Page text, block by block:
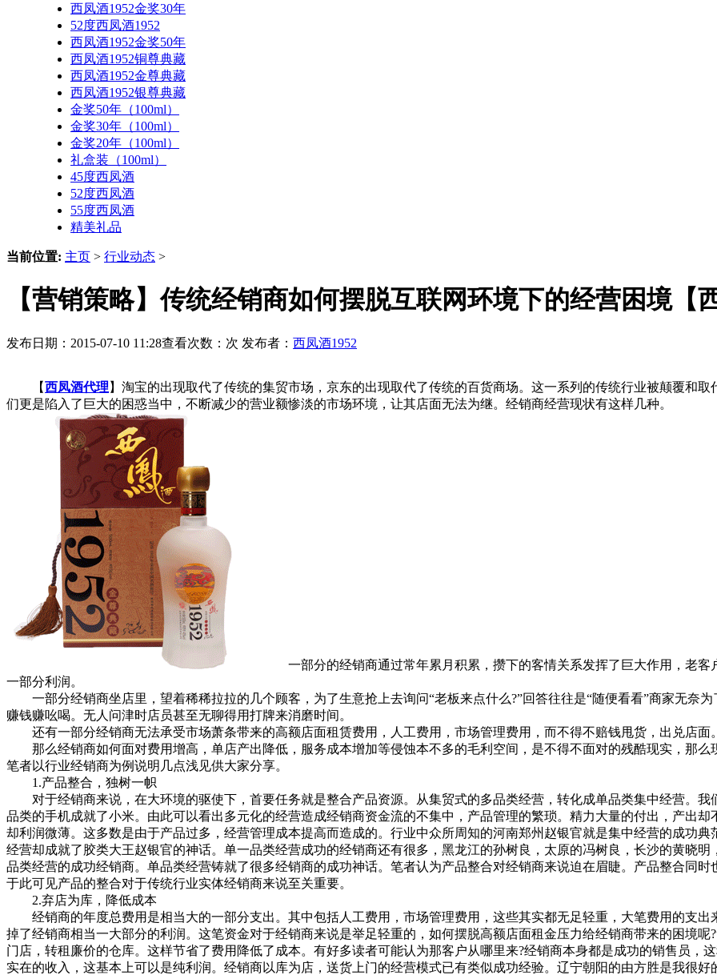
西凤酒1952金奖30年
52度西凤酒1952
西凤酒1952金奖50年
西凤酒1952铜尊典藏
西凤酒1952金尊典藏
西凤酒1952银尊典藏
金奖50年（100ml）
金奖30年（100ml）
金奖20年（100ml）
礼盒装（100ml）
45度西凤酒
52度西凤酒
55度西凤酒
精美礼品
当前位置: 主页 > 行业动态 >
【营销策略】传统经销商如何摆脱互联网环境下的经营困境【
发布日期：2015-07-10 11:28查看次数： 次 发布者： 西凤酒1952
【西凤酒代理 】淘宝的出现取代了传统的集贸市场，京东的出现取代了传统的百货商场。这一系列的传统行业被颠覆和
们更是陷入了巨大的困惑当中，不断减少的营业额惨淡的市场环境，让其店面无法为继。经销商经营现状有这样几种。
一部分的经销商通过常年累月积累，攒下的客情关系发挥了巨大作用，老客
一部分利润。
一部分经销商坐店里，望着稀稀拉拉的几个顾客，为了生意抢上去询问“老板来点什么?”回答往往是“随便看看”商家无奈
赚钱赚吆喝。无人问津时店员甚至无聊得用打牌来消磨时间。
还有一部分经销商无法承受市场萧条带来的高额店面租赁费用，人工费用，市场管理费用，而不得不赔钱甩货，出兑店面
那么经销商如何面对费用增高，单店产出降低，服务成本增加等侵蚀本不多的毛利空间，是不得不面对的残酷现实，那么
笔者以行业经销商为例说明几点浅见供大家分享。
1.产品整合，独树一帜
对于经销商来说，在大环境的驱使下，首要任务就是整合产品资源。从集贸式的多品类经营，转化成单品类集中经营。我
品类的手机成就了小米。由此可以看出多元化的经营造成经销商资金流的不集中，产品管理的繁琐。精力大量的付出，产出
却利润微薄。这多数是由于产品过多，经营管理成本提高而造成的。行业中众所周知的河南郑州赵银官就是集中经营的成功
经营却成就了胶类大王赵银官的神话。单一品类经营成功的经销商还有很多，黑龙江的孙树良，太原的冯树良，长沙的黄晓
品类经营的成功经销商。单品类经营铸就了很多经销商的成功神话。笔者认为产品整合对经销商来说迫在眉睫。产品整合同
于此可见产品的整合对于传统行业实体经销商来说至关重要。
2.弃店为库，降低成本
经销商的年度总费用是相当大的一部分支出。其中包括人工费用，市场管理费用，这些其实都无足轻重，大笔费用的支出
掉了经销商相当一大部分的利润。这笔资金对于经销商来说是举足轻重的，如何摆脱高额店面租金压力给经销商带来的困境
门店，转租廉价的仓库。这样节省了费用降低了成本。有好多读者可能认为那客户从哪里来?经销商本身都是成功的销售员，
实在的收入，这基本上可以是纯利润。经销商以库为店，送货上门的经营模式已有类似成功经验。辽宁朝阳的由方胜是我很